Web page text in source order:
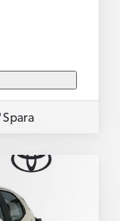
Spara